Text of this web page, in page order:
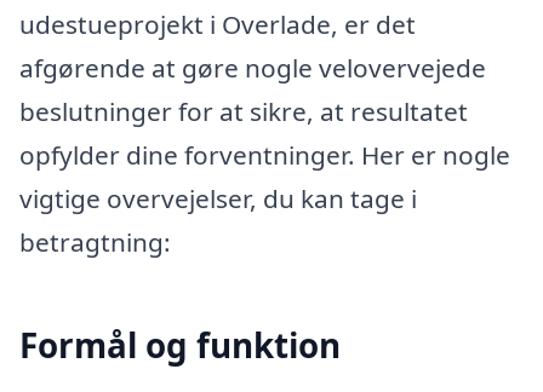
udestueprojekt i Overlade, er det
afgørende at gøre nogle velovervejede
beslutninger for at sikre, at resultatet
opfylder dine forventninger. Her er nogle
vigtige overvejelser, du kan tage i
betragtning:
Formål og funktion